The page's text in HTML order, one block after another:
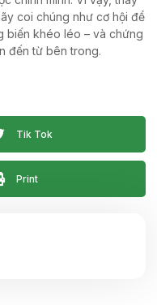
coi chúng như cơ hội để
biến khéo léo – và chứng
đến từ bên trong.
Tik Tok
Print